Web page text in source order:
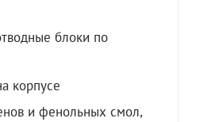
блоки по
корпусе
и фенольных смол,